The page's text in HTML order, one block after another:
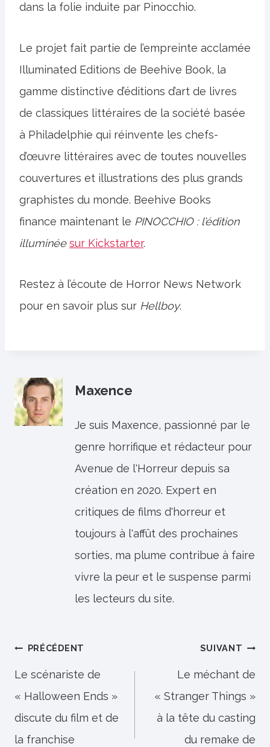
dans la folie induite par Pinocchio.
Le projet fait partie de l’empreinte acclamée
Illuminated Editions de Beehive Book, la
gamme distinctive d’éditions d’art de livres
de classiques littéraires de la société basée
à Philadelphie qui réinvente les chefs-
d’œuvre littéraires avec de toutes nouvelles
couvertures et illustrations des plus grands
graphistes du monde. Beehive Books
finance maintenant le PINOCCHIO : l’édition
illuminée sur Kickstarter.
Restez à l’écoute de Horror News Network
pour en savoir plus sur Hellboy.
Maxence
Je suis Maxence, passionné par le
genre horrifique et rédacteur pour
Avenue de l'Horreur depuis sa
création en 2020. Expert en
critiques de films d'horreur et
toujours à l'affût des prochaines
sorties, ma plume contribue à faire
vivre la peur et le suspense parmi
les lecteurs du site.
Navigation
de
l’article
PRÉCÉDENT
Le scénariste de
« Halloween Ends »
discute du film et de
la franchise
SUIVANT
Le méchant de
« Stranger Things »
à la tête du casting
du remake de